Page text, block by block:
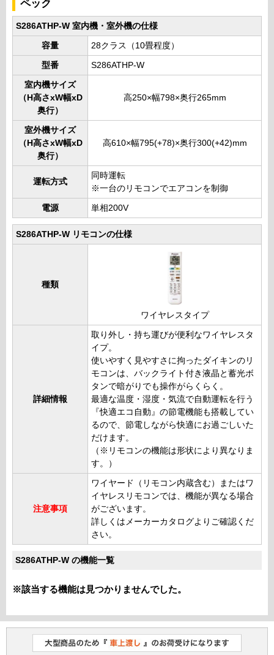
ペック
S286ATHP-W 室内機・室外機の仕様
容量 28クラス（10畳程度）
型番 S286ATHP-W
室内機サイズ
（H高さxW幅xD
奥行）
高250×幅798×奥行265mm
室外機サイズ
（H高さxW幅xD
奥行）
高610×幅795(+78)×奥行300(+42)mm
運転方式
同時運転
※一台のリモコンでエアコンを制御
電源 単相200V
S286ATHP-W リモコンの仕様
種類
ワイヤレスタイプ
詳細情報
取り外し・持ち運びが便利なワイヤレスタ
イプ。
使いやすく見やすさに拘ったダイキンのリ
モコンは、バックライト付き液晶と蓄光ボ
タンで暗がりでも操作がらくらく。
最適な温度・湿度・気流で自動運転を行う
『快適エコ自動』の節電機能も搭載してい
るので、節電しながら快適にお過ごしいた
だけます。
（※リモコンの機能は形状により異なりま
す。）
注意事項
ワイヤード（リモコン内蔵含む）またはワ
イヤレスリモコンでは、機能が異なる場合
がございます。
詳しくはメーカーカタログよりご確認くだ
さい。
S286ATHP-W の機能一覧
※該当する機能は見つかりませんでした。